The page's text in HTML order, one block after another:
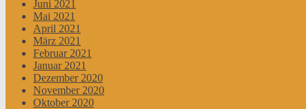
Juni 2021
Mai 2021
April 2021
März 2021
Februar 2021
Januar 2021
Dezember 2020
November 2020
Oktober 2020